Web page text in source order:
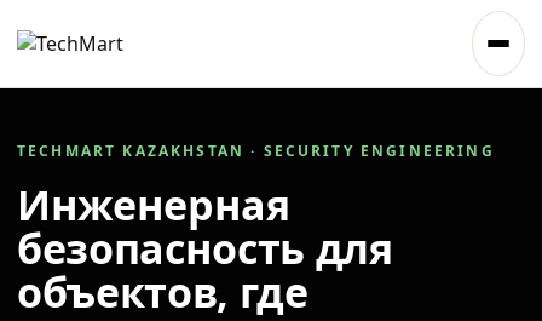
TECHMART KAZAKHSTAN · SECURITY ENGINEERING
Инженерная
безопасность для
объектов, где